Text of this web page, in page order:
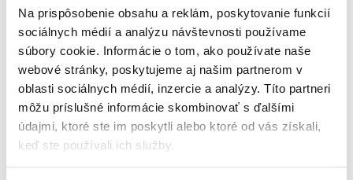
Na prispôsobenie obsahu a reklám, poskytovanie funkcií
sociálnych médií a analýzu návštevnosti používame
súbory cookie. Informácie o tom, ako používate naše
webové stránky, poskytujeme aj našim partnerom v
oblasti sociálnych médií, inzercie a analýzy. Títo partneri
môžu príslušné informácie skombinovať s ďalšími
údajmi, ktoré ste im poskytli alebo ktoré od vás získali,
keď ste používali ich služby.
Kolektív renomovaných autorov predkladá
podrobnú analýzu aktuálnej, značne
„rozkolísanej“ a nedostatočne prehľadnej
právnej úpravy štátnych podnikov. Publikácia
taktiež poukazuje na prekrývanie...
Alternatívne tresty